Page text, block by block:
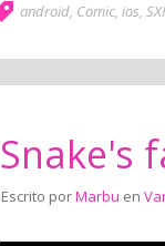
android, Comic, ios,
Snake's
Escrito porMarbu en